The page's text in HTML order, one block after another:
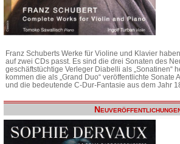
Franz Schuberts Werke für Violine und Klavier
auf zwei CDs passt. Es sind die drei Sonaten des
geschäftstüchtige Verleger Diabelli als „Sonatinen“
kommen die als „Grand Duo“ veröffentlichte Sonate
und die bedeutende C-Dur-Fantasie aus dem Jahr